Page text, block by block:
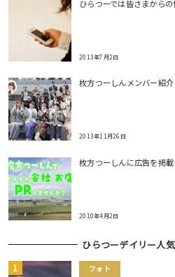
ひらつーでは皆さまから
2013年7月2日
枚方つーしんメンバー紹介
2013年11月26日
枚方つーしんに広告を掲
2010年4月2日
ひらつーデイリー人
フォト